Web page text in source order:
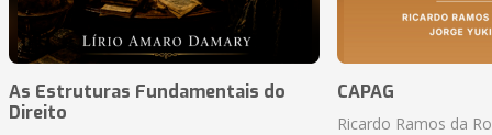
As Estruturas Fundamentais do
Direito
CAPAG
Ricardo Ramos da